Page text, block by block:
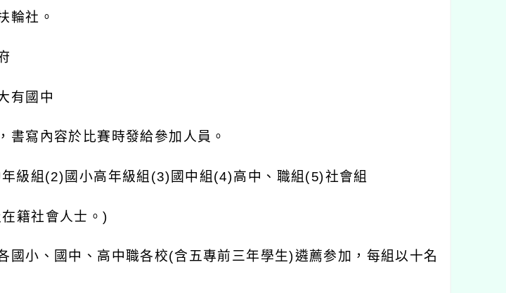
輪社。
有國中
書寫內容於比賽時發給參加人員。
級組 (2) 國小高年級組 (3) 國中組 (4)高中、職組 (5)社會組
籍社會人士。)
國小、國中、高中職各校(含五專前三年學生)遴薦参加，每組以十名